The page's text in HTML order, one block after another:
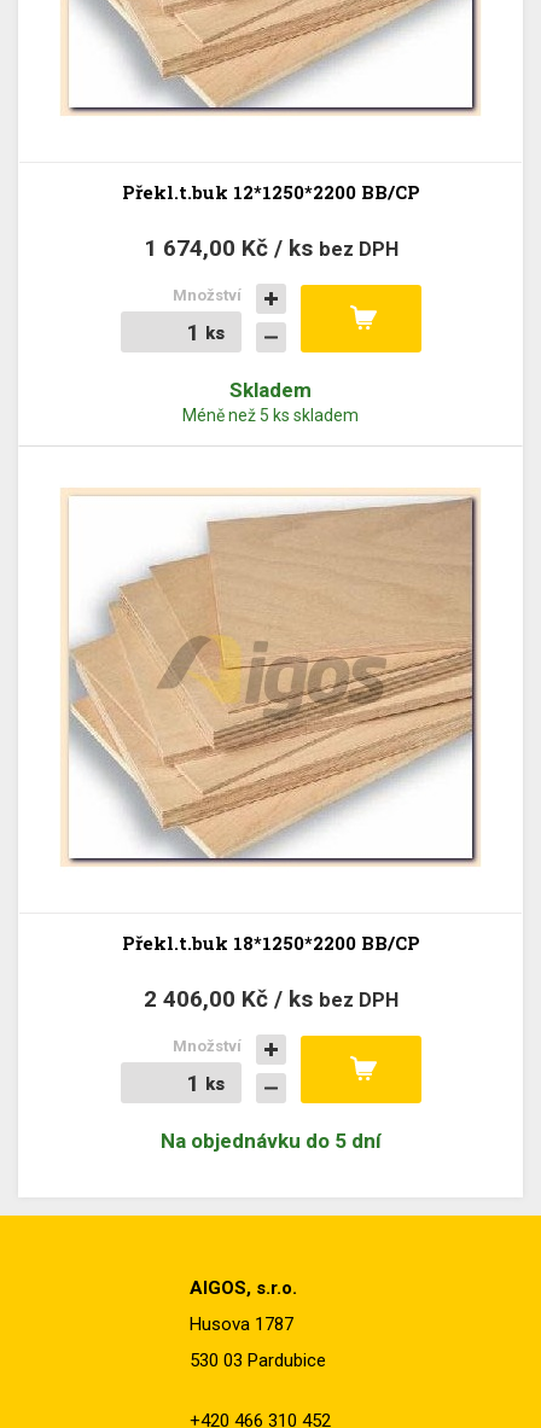
Překl.t.buk 12*1250*2200 BB/CP
1 674,00 Kč / ks bez DPH
ks
ks
Množství
Skladem
Méně než 5 ks skladem
Překl.t.buk 18*1250*2200 BB/CP
2 406,00 Kč / ks bez DPH
ks
ks
Množství
Na objednávku do 5 dní
AIGOS, s.r.o.
Husova 1787
530 03 Pardubice
+420 466 310 452